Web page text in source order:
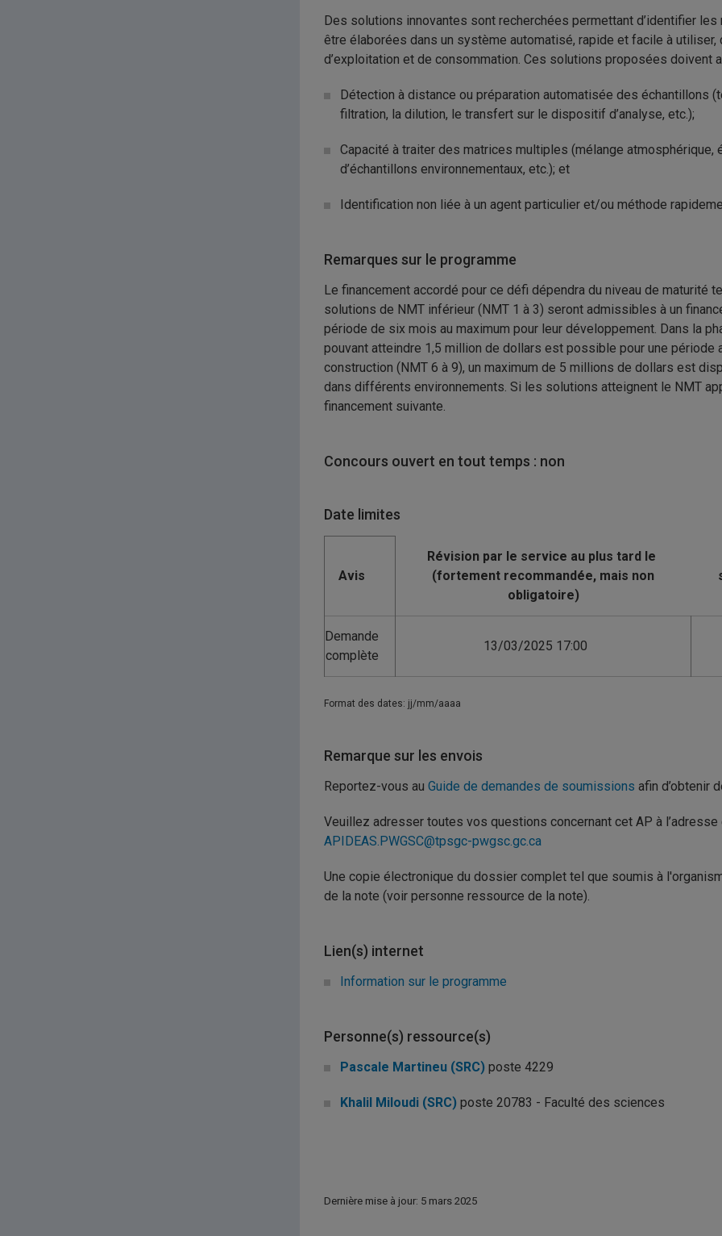
Des solutions innovantes sont recherchées permettant d’identifier
être élaborées dans un système automatisé, rapide et facile à
d’exploitation et de consommation. Ces solutions proposées doivent
Détection à distance ou préparation automatisée des échantillons
filtration, la dilution, le transfert sur le dispositif d’analyse, etc.);
Capacité à traiter des matrices multiples (mélange atmosphérique,
d’échantillons environnementaux, etc.); et
Identification non liée à un agent particulier et/ou méthode
Remarques sur le programme
Le financement accordé pour ce défi dépendra du niveau de maturité
solutions de NMT inférieur (NMT 1 à 3) seront admissibles à un
période de six mois au maximum pour leur développement. Dans la
pouvant atteindre 1,5 million de dollars est possible pour une période
construction (NMT 6 à 9), un maximum de 5 millions de dollars est
dans différents environnements. Si les solutions atteignent le NMT
financement suivante.
Concours ouvert en tout temps : non
Date limites
Avis
Demande
complète
13/03/2025 17:00
Format des dates: jj/mm/aaaa
Remarque sur les envois
Reportez-vous au Guide de demandes de soumissions afin d’obtenir
Veuillez adresser toutes vos questions concernant cet AP à
APIDEAS.PWGSC@tpsgc-pwgsc.gc.ca
Une copie électronique du dossier complet tel que soumis à
de la note (voir personne ressource de la note).
Lien(s) internet
Information sur le programme
Personne(s) ressource(s)
Pascale Martineu (SRC) poste 4229
Khalil Miloudi (SRC) poste 20783 - Faculté des sciences
Dernière mise à jour: 5 mars 2025